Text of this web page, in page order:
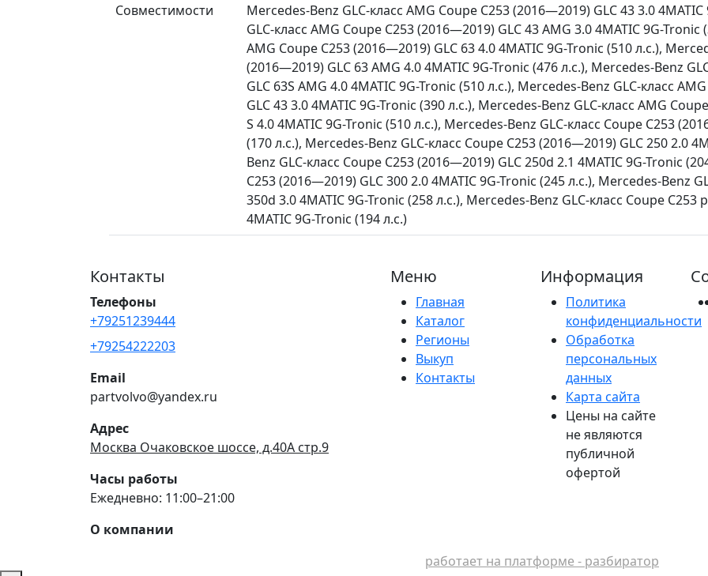
Совместимости
Mercedes-Benz GLC-класс AMG Coupe C253 (2016—2019) GLC 43 3.0
GLC-класс AMG Coupe C253 (2016—2019) GLC 43 AMG 3.0 4MATIC 9G-Tronic
AMG Coupe C253 (2016—2019) GLC 63 4.0 4MATIC 9G-Tronic (510 л.с.),
(2016—2019) GLC 63 AMG 4.0 4MATIC 9G-Tronic (476 л.с.), Mercedes-Benz
GLC 63S AMG 4.0 4MATIC 9G-Tronic (510 л.с.), Mercedes-Benz GLC-класс
GLC 43 3.0 4MATIC 9G-Tronic (390 л.с.), Mercedes-Benz GLC-класс AMG
S 4.0 4MATIC 9G-Tronic (510 л.с.), Mercedes-Benz GLC-класс Coupe C253
(170 л.с.), Mercedes-Benz GLC-класс Coupe C253 (2016—2019) GLC 250 2.0
Benz GLC-класс Coupe C253 (2016—2019) GLC 250d 2.1 4MATIC 9G-Tronic
C253 (2016—2019) GLC 300 2.0 4MATIC 9G-Tronic (245 л.с.), Mercedes-Benz
350d 3.0 4MATIC 9G-Tronic (258 л.с.), Mercedes-Benz GLC-класс Coupe
4MATIC 9G-Tronic (194 л.с.)
Контакты
Телефоны
+79251239444
+79254222203
Email
partvolvo@yandex.ru
Адрес
Москва Очаковское шоссе, д.40А стр.9
Часы работы
Ежедневно: 11:00–21:00
О компании
Меню
Главная
Каталог
Регионы
Выкуп
Контакты
Информация
Политика
конфиденциальности
Обработка
персональных
данных
Карта сайта
Цены на сайте
не являются
публичной
офертой
работает на платформе - разбиратор